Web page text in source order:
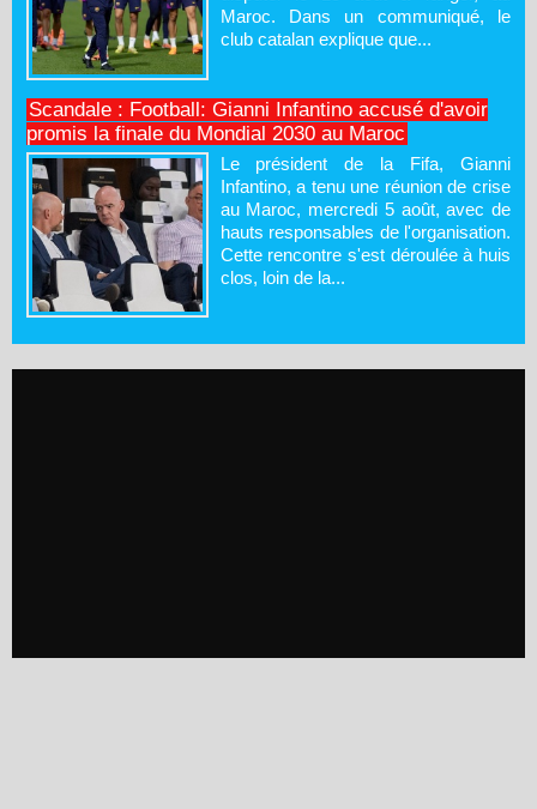
Maroc. Dans un communiqué, le
club catalan explique que...
Scandale : Football: Gianni Infantino accusé d'avoir
promis la finale du Mondial 2030 au Maroc
Le président de la Fifa, Gianni
Infantino, a tenu une réunion de crise
au Maroc, mercredi 5 août, avec de
hauts responsables de l'organisation.
Cette rencontre s'est déroulée à huis
clos, loin de la...